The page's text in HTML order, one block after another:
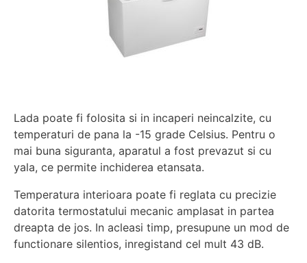
Lada poate fi folosita si in incaperi neincalzite, cu
temperaturi de pana la -15 grade Celsius. Pentru o
mai buna siguranta, aparatul a fost prevazut si cu
yala, ce permite inchiderea etansata.
Temperatura interioara poate fi reglata cu precizie
datorita termostatului mecanic amplasat in partea
dreapta de jos. In acleasi timp, presupune un mod de
functionare silentios, inregistand cel mult 43 dB.